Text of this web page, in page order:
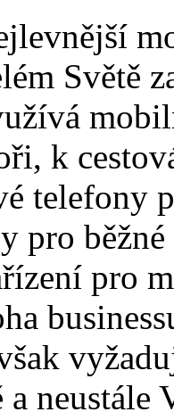
Světě
k
telefony
pro
pro
neustále